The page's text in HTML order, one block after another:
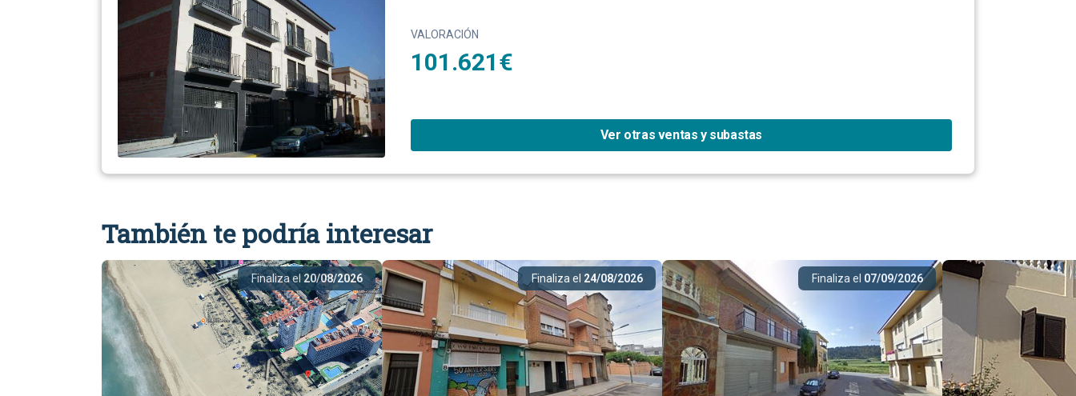
VALORACIÓN
101.621€
Ver otras ventas y subastas
También te podría interesar
Finaliza el20/08/2026 Finaliza el 24/08/2026 Finaliza el 07/09/2026